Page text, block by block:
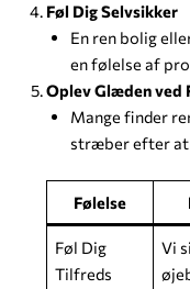
Føl Dig Selvsikker
En ren bolig
en følelse af
Oplev Glæden ved
Mange finder
stræber efter at
Følelse
Føl Dig
Tilfreds
Vi